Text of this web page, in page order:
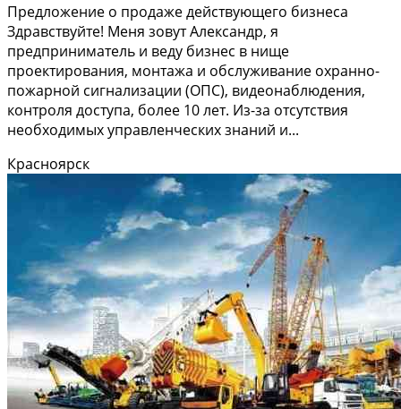
Предложение о продаже действующего бизнеса
Здравствуйте! Меня зовут Александр, я
предприниматель и веду бизнес в нище
проектирования, монтажа и обслуживание охранно-
пожарной сигнализации (ОПС), видеонаблюдения,
контроля доступа, более 10 лет. Из-за отсутствия
необходимых управленческих знаний и...
Красноярск